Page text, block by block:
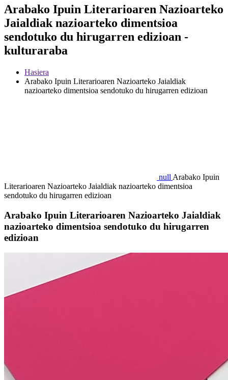
Arabako Ipuin Literarioaren Nazioarteko
Jaialdiak nazioarteko dimentsioa
sendotuko du hirugarren edizioan -
kulturaraba
Hasiera
Arabako Ipuin Literarioaren Nazioarteko Jaialdiak
nazioarteko dimentsioa sendotuko du hirugarren edizioan
null Arabako Ipuin
Literarioaren Nazioarteko Jaialdiak nazioarteko dimentsioa
sendotuko du hirugarren edizioan
Arabako Ipuin Literarioaren Nazioarteko Jaialdiak
nazioarteko dimentsioa sendotuko du hirugarren
edizioan